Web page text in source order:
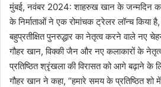
मुंबई, नवंबर 2024: शाहरुख खान के जन्मदिन
के निर्माताओं ने एक रोमांचक ट्रेलर लॉन्च किया
बहुप्रतीक्षित पुनरुद्धार का नेतृत्व करने वाले नए
गौहर खान, विक्की जैन और नए कलाकारों के
प्रतिष्ठित श्रृंखला की विरासत को आगे बढ़ाने के
गौहर खान ने कहा, “हमारे समय के प्रतिष्ठित